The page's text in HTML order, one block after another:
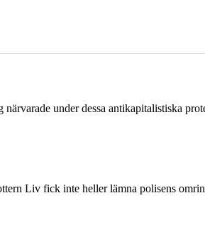
under dessa antikapitalistiska
Liv fick inte heller lämna polisens